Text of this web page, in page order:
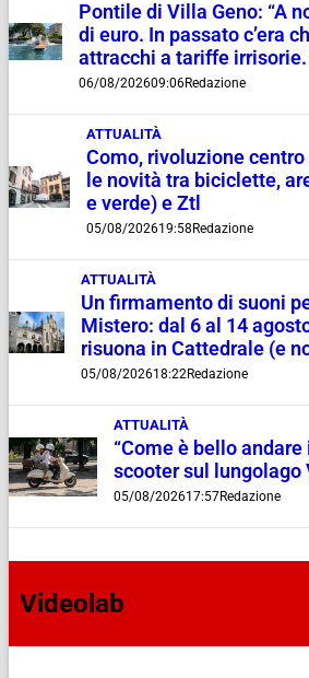
Pontile di Villa Geno: “A
di euro. In passato c’era
attracchi a tariffe irrisorie.
06/08/202609:06Redazione
ATTUALITÀ
Como, rivoluzione
le novità tra biciclette,
e verde) e Ztl
05/08/202619:58 Redazione
ATTUALITÀ
Un firmamento di suoni
Mistero: dal 6 al 14
risuona in Cattedrale (e
05/08/202618:22Redazione
ATTUALITÀ
“Come è bello
scooter sul lungolago
05/08/202617:57Redazione
Videolab